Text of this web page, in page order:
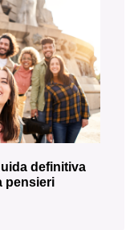
definitiva
pensieri